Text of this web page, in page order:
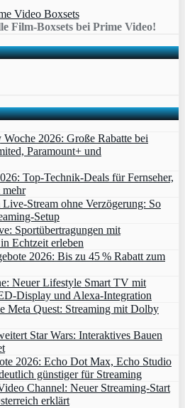
Film-Boxsets bei Prime Video!
2026: Große Rabatte bei
Paramount+ und
Top-Technik-Deals für Fernseher,
Stream ohne Verzögerung: So
Setup
Sportübertragungen mit
Echtzeit erleben
2026: Bis zu 45 % Rabatt zum
Neuer Lifestyle Smart TV mit
und Alexa‑Integration
Meta Quest: Streaming mit Dolby
Star Wars: Interaktives Bauen
2026: Echo Dot Max, Echo Studio
günstiger für Streaming
Channel: Neuer Streaming‑Start
erklärt